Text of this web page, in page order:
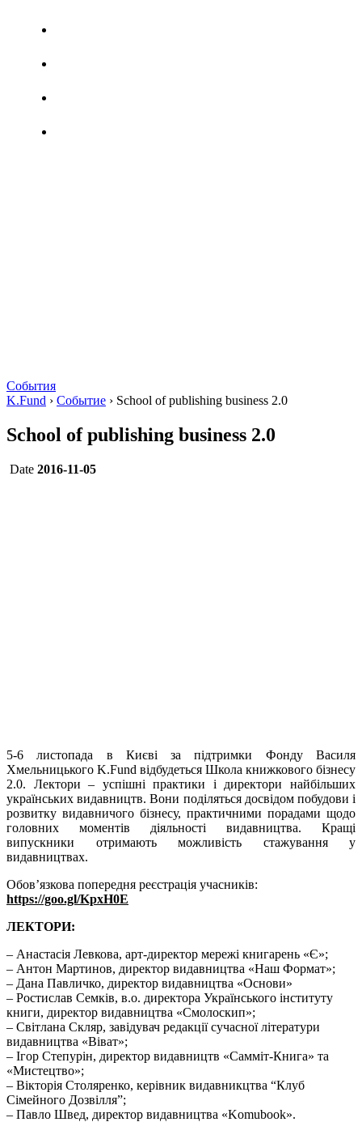
События
K.Fund › Событие › School of publishing business 2.0
School of publishing business 2.0
Date 2016-11-05
5-6 листопада в Києві за підтримки Фонду Василя
Хмельницького K.Fund відбудеться Школа книжкового бізнесу
2.0. Лектори – успішні практики і директори найбільших
українських видавництв. Вони поділяться досвідом побудови і
розвитку видавничого бізнесу, практичними порадами щодо
головних моментів діяльності видавництва. Кращі
випускники отримають можливість стажування у
видавництвах.
Обов’язкова попередня реєстрація учасників:
https://goo.gl/KpxH0E
ЛЕКТОРИ:
– Анастасія Левкова, арт-директор мережі книгарень «Є»;
– Антон Мартинов, директор видавництва «Наш Формат»;
– Дана Павличко, директор видавництва «Основи»
– Ростислав Семків, в.о. директора Українського інституту
книги, директор видавництва «Смолоскип»;
– Світлана Скляр, завідувач редакції сучасної літератури
видавництва «Віват»;
– Ігор Степурін, директор видавництв «Самміт-Книга» та
«Мистецтво»;
– Вікторія Столяренко, керівник видавникцтва “Клуб
Сімейного Дозвілля”;
– Павло Швед, директор видавництва «Komubook».